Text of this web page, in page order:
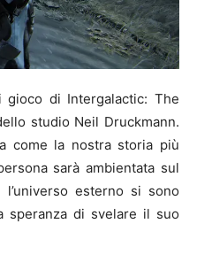
gioco di Intergalactic: The
studio Neil Druckmann.
come la nostra storia più
sarà ambientata sul
esterno si sono
speranza di svelare il suo